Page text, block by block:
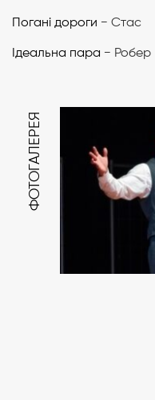
Погані дороги − Стас
Ідеальна пара − Робер
ФОТОГАЛЕРЕЯ